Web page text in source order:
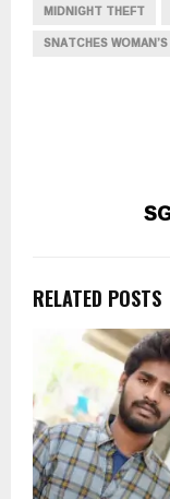
MIDNIGHT THEFT
SNATCHES
RELATED POSTS